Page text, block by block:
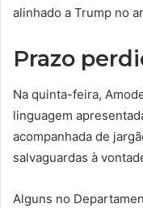
alinhado a Trump no
Prazo
Na quinta-feira,
linguagem
acompanhada de
salvaguardas à
Alguns no